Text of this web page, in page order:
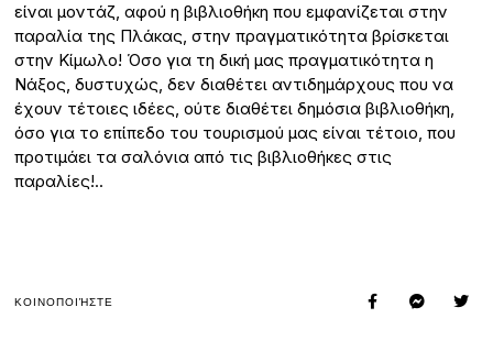
είναι μοντάζ, αφού η βιβλιοθήκη που εμφανίζεται στην
παραλία της Πλάκας, στην πραγματικότητα βρίσκεται
στην Κίμωλο! Όσο για τη δική μας πραγματικότητα η
Νάξος, δυστυχώς, δεν διαθέτει αντιδημάρχους που να
έχουν τέτοιες ιδέες, ούτε διαθέτει δημόσια βιβλιοθήκη,
όσο για το επίπεδο του τουρισμού μας είναι τέτοιο, που
προτιμάει τα σαλόνια από τις βιβλιοθήκες στις
παραλίες!..
ΚΟΙΝΟΠΟΙΉΣΤΕ